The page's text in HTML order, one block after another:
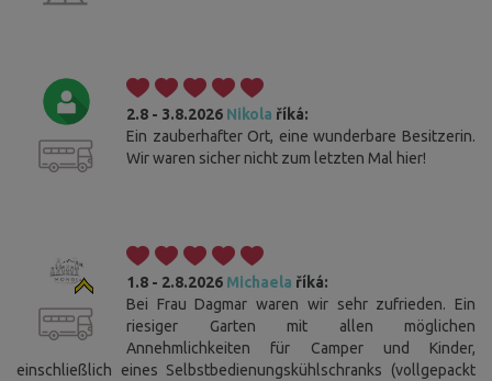
2.8 - 3.8.2026 Nikola říká:
Ein zauberhafter Ort, eine wunderbare Besitzerin.
Wir waren sicher nicht zum letzten Mal hier!
1.8 - 2.8.2026 Michaela říká:
Bei Frau Dagmar waren wir sehr zufrieden. Ein
riesiger Garten mit allen möglichen
Annehmlichkeiten für Camper und Kinder,
einschließlich eines Selbstbedienungskühlschranks (vollgepackt